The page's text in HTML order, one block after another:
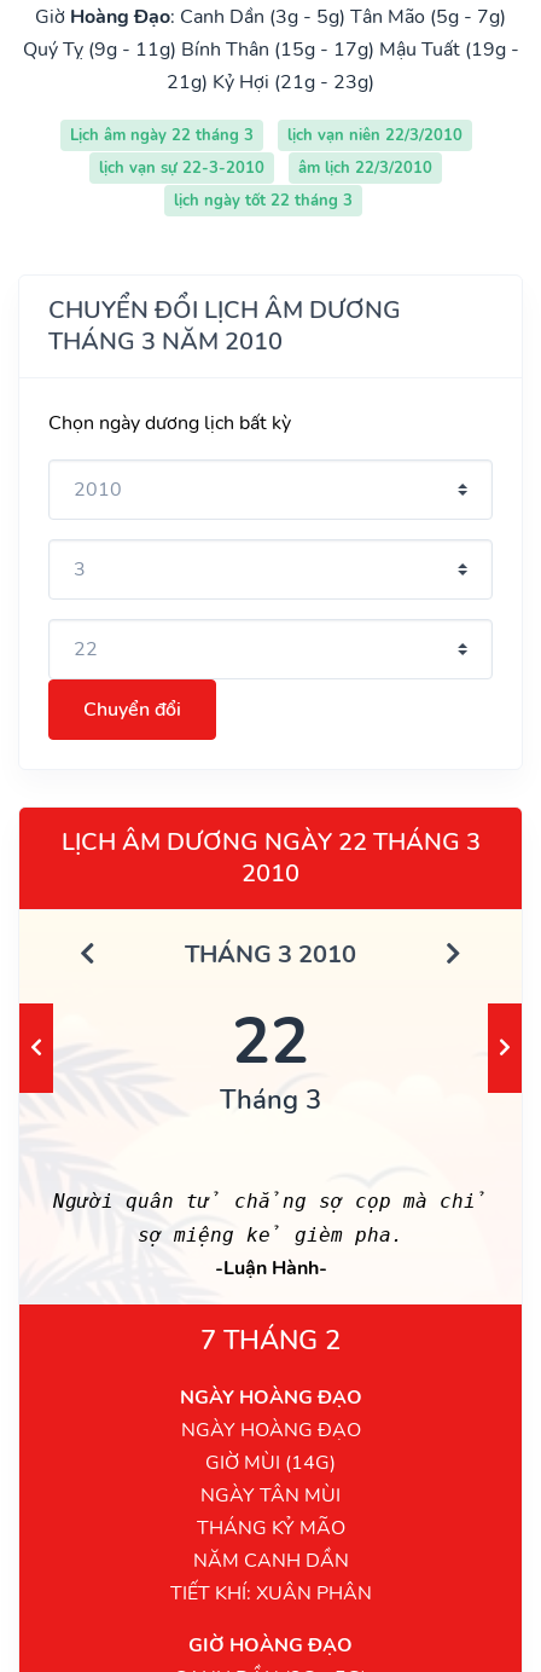
Giờ Hoàng Đạo: Canh Dần (3g - 5g) Tân Mão (5g - 7g)
Quý Tỵ (9g - 11g) Bính Thân (15g - 17g) Mậu Tuất (19g -
21g) Kỷ Hợi (21g - 23g)
Lịch âm ngày 22 tháng 3
lịch vạn niên 22/3/2010
lịch vạn sự 22-3-2010
âm lịch 22/3/2010
lịch ngày tốt 22 tháng 3
CHUYỂN ĐỔI LỊCH ÂM DƯƠNG
THÁNG 3 NĂM 2010
Chọn ngày dương lịch bất kỳ
Chuyển đổi
LỊCH ÂM DƯƠNG NGÀY 22 THÁNG 3
2010
THÁNG 3 2010
22
Tháng 3
Người quân tử chẳng sợ cọp mà chỉ
sợ miệng kẻ gièm pha.
-Luận Hành-
7 THÁNG 2
NGÀY HOÀNG ĐẠO
NGÀY HOÀNG ĐẠO
GIỜ MÙI (14G)
NGÀY TÂN MÙI
THÁNG KỶ MÃO
NĂM CANH DẦN
TIẾT KHÍ: XUÂN PHÂN
GIỜ HOÀNG ĐẠO